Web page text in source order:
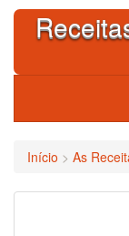
Skip
content
Início > As